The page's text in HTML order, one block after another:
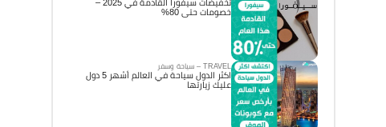
خصومات حتى 80%
TRAVEL – سياحة وسفر
اكثر الدول سياحة في العالم أشهر 5 دول
عليك زيارتها